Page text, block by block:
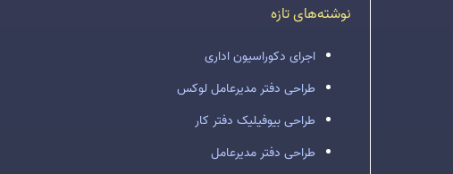
نوشته‌های تازه
اجرای دکوراسیون اداری
طراحی دفتر مدیرعامل لوکس
طراحی بیوفیلیک دفتر کار
طراحی دفتر مدیرعامل